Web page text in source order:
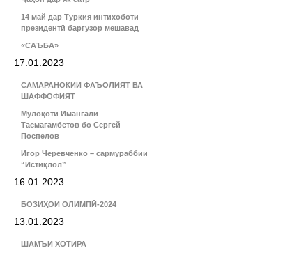
14 май дар Туркия интихоботи
президентӣ баргузор мешавад
«САЪБА»
17.01.2023
САМАРАНОКИИ ФАЪОЛИЯТ ВА
ШАФФОФИЯТ
Мулоқоти Имангали
Тасмагамбетов бо Сергей
Поспелов
Игор Черевченко – сармураббии
“Истиқлол”
16.01.2023
БОЗИҲОИ ОЛИМПӢ-2024
13.01.2023
ШАМЪИ ХОТИРА